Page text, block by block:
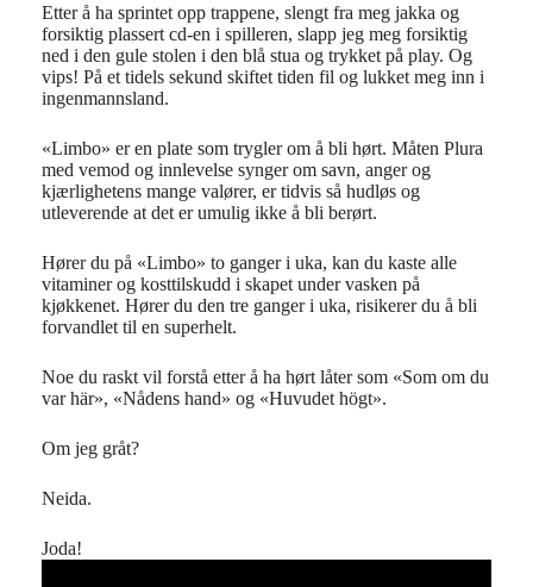
Etter å ha sprintet opp trappene, slengt fra meg jakka og
forsiktig plassert cd-en i spilleren, slapp jeg meg forsiktig
ned i den gule stolen i den blå stua og trykket på play. Og
vips! På et tidels sekund skiftet tiden fil og lukket meg inn i
ingenmannsland.
«Limbo» er en plate som trygler om å bli hørt. Måten Plura
med vemod og innlevelse synger om savn, anger og
kjærlighetens mange valører, er tidvis så hudløs og
utleverende at det er umulig ikke å bli berørt.
Hører du på «Limbo» to ganger i uka, kan du kaste alle
vitaminer og kosttilskudd i skapet under vasken på
kjøkkenet. Hører du den tre ganger i uka, risikerer du å bli
forvandlet til en superhelt.
Noe du raskt vil forstå etter å ha hørt låter som «Som om du
var här», «Nådens hand» og «Huvudet högt».
Om jeg gråt?
Neida.
Joda!